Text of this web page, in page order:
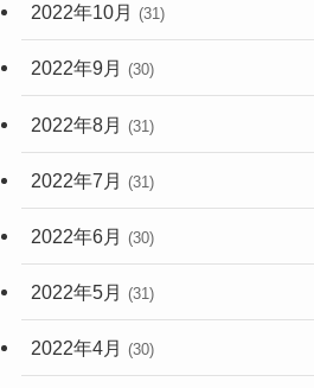
2022年10月 (31)
2022年9月 (30)
2022年8月 (31)
2022年7月 (31)
2022年6月 (30)
2022年5月 (31)
2022年4月 (30)